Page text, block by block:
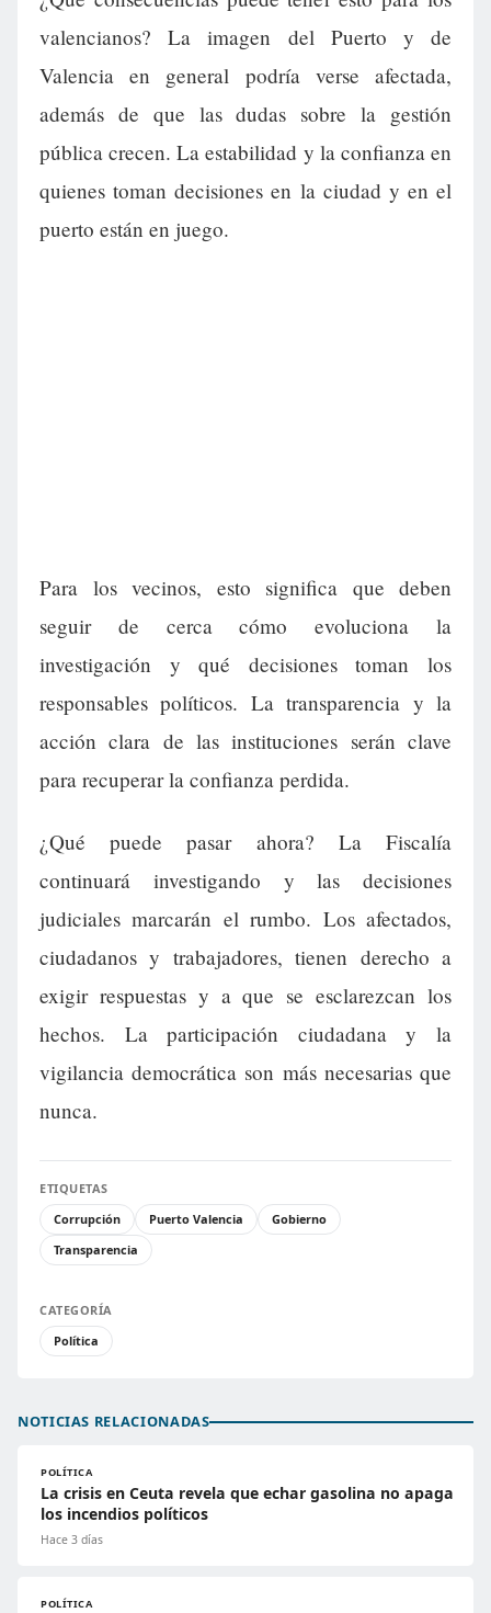
valencianos? La imagen del Puerto y de
Valencia en general podría verse afectada,
además de que las dudas sobre la gestión
pública crecen. La estabilidad y la confianza en
quienes toman decisiones en la ciudad y en el
puerto están en juego.
Para los vecinos, esto significa que deben
seguir de cerca cómo evoluciona la
investigación y qué decisiones toman los
responsables políticos. La transparencia y la
acción clara de las instituciones serán clave
para recuperar la confianza perdida.
¿Qué puede pasar ahora? La Fiscalía
continuará investigando y las decisiones
judiciales marcarán el rumbo. Los afectados,
ciudadanos y trabajadores, tienen derecho a
exigir respuestas y a que se esclarezcan los
hechos. La participación ciudadana y la
vigilancia democrática son más necesarias que
nunca.
ETIQUETAS
Corrupción
Puerto Valencia
Gobierno
Transparencia
CATEGORÍA
Política
NOTICIAS RELACIONADAS
POLÍTICA
La crisis en Ceuta revela que echar gasolina no apaga
los incendios políticos
Hace 3 días
POLÍTICA